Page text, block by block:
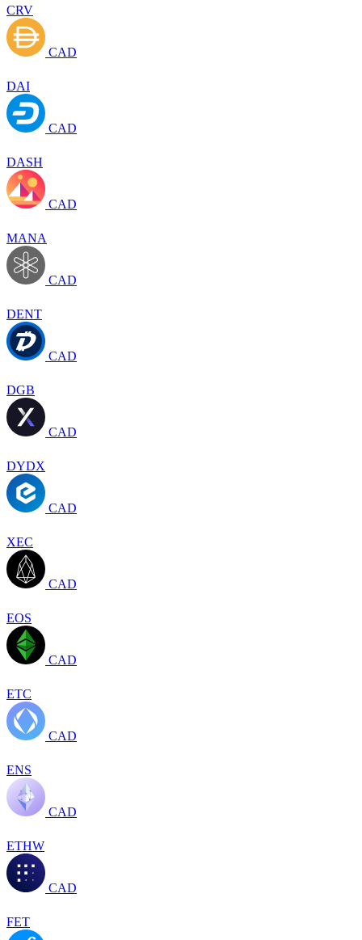
CRV
CAD
DAI
CAD
DASH
CAD
MANA
CAD
DENT
CAD
DGB
CAD
DYDX
CAD
XEC
CAD
EOS
CAD
ETC
CAD
ENS
CAD
ETHW
CAD
FET